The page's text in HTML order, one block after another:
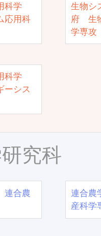
科学
応用科
生物シ
府 生
学専攻
科学
ーシス
究科
連合農
連合農
産科学